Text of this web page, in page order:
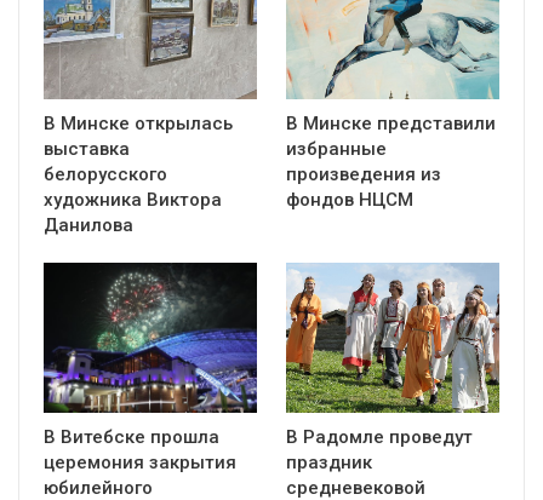
В Минске открылась
выставка
белорусского
художника Виктора
Данилова
В Минске представили
избранные
произведения из
фондов НЦСМ
В Витебске прошла
церемония закрытия
юбилейного
В Радомле проведут
праздник
средневековой